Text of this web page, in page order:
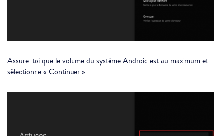
Assure-toi que le volume du système Android est au maximum et
sélectionne « Continuer ».